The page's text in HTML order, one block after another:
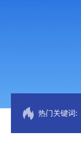
热门关键词: